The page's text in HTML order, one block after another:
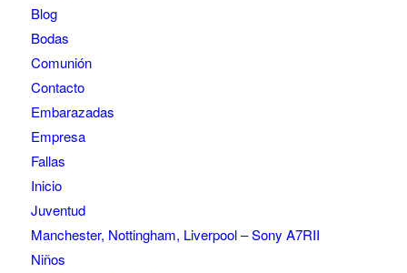
Blog
Bodas
Comunión
Contacto
Embarazadas
Empresa
Fallas
Inicio
Juventud
Manchester, Nottingham, Liverpool – Sony A7RII
Niños